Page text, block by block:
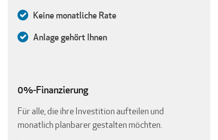
Keine monatliche Rate
Anlage gehört Ihnen
0%-Finanzierung
Für alle, die ihre Investition aufteilen und
monatlich planbarer gestalten möchten.